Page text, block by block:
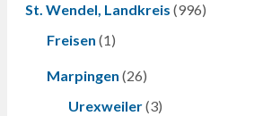
St. Wendel, Landkreis (996)
Freisen (1)
Marpingen (26)
Urexweiler(3)